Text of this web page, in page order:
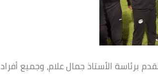
برئاسة الأستاذ جمال علام، وجميع أفراد